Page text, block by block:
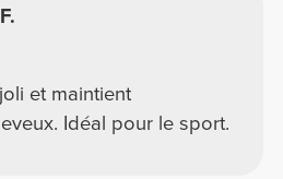
et maintient
Idéal pour le sport.